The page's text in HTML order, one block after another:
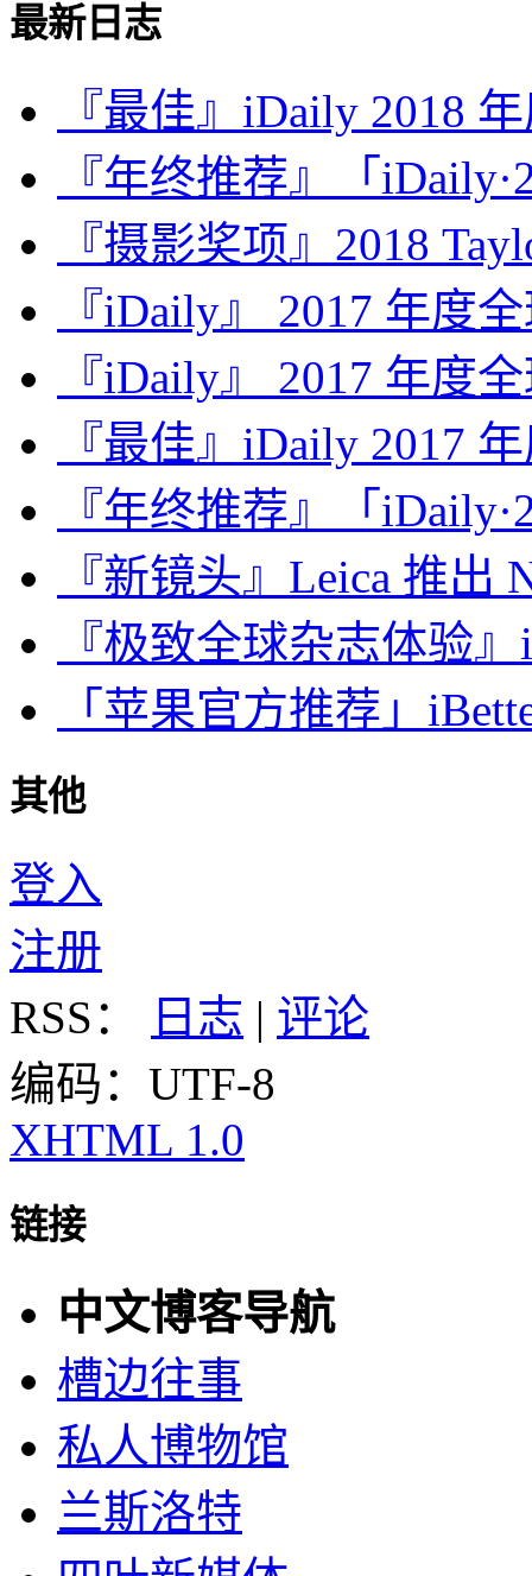
最新日志
『最佳』iDaily 2018
『年终推荐』「
『摄影奖项』2018
『iDaily』 2017 年度
『iDaily』 2017 年度
『最佳』iDaily 2017
『年终推荐』「
『新镜头』Leica 推出
『极致全球杂志体验
「苹果官方推荐」
其他
登入
注册
RSS：
日志 | 评论
编码：UTF-8
XHTML 1.0
链接
中文博客导航
槽边往事
私人博物馆
兰斯洛特